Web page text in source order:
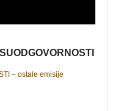
– ostale emisije